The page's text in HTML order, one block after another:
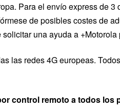
Para el envío express de
de posibles costes de
una ayuda a
las redes 4G europeas.
control remoto a todos los